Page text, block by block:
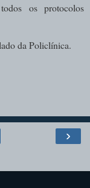
os protocolos
da Policlínica.
›